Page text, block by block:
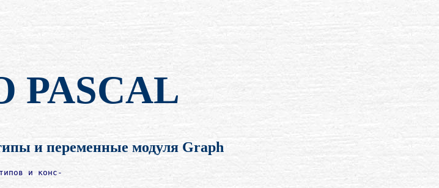
PASCAL
и переменные модуля Graph
и конс-